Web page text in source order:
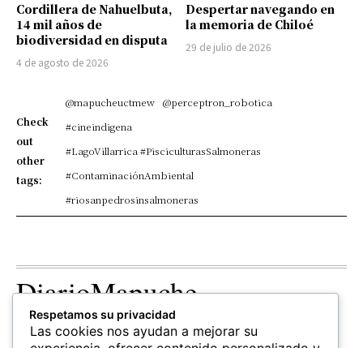
Cordillera de Nahuelbuta,
14 mil años de
biodiversidad en disputa
4 de agosto de 2026
Despertar navegando en
la memoria de Chiloé
29 de julio de 2026
Check
out
other
tags:
@mapucheuctmew @perceptron_robotica
#cineindigena
#LagoVillarrica #PisciculturasSalmoneras
#ContaminaciónAmbiental
#riosanpedrosinsalmoneras
DiarioMapuche
TERRITORIO CULTURA
Patrimonio
OPINION
Columnistas
Respetamos su privacidad
Las cookies nos ayudan a mejorar su